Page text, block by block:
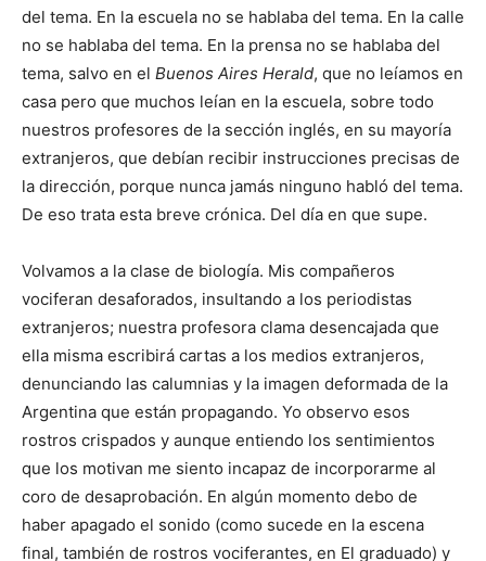
del tema. En la escuela no se hablaba del tema. En la calle
no se hablaba del tema. En la prensa no se hablaba del
tema, salvo en el Buenos Aires Herald, que no leíamos en
casa pero que muchos leían en la escuela, sobre todo
nuestros profesores de la sección inglés, en su mayoría
extranjeros, que debían recibir instrucciones precisas de
la dirección, porque nunca jamás ninguno habló del tema.
De eso trata esta breve crónica. Del día en que supe.
Volvamos a la clase de biología. Mis compañeros
vociferan desaforados, insultando a los periodistas
extranjeros; nuestra profesora clama desencajada que
ella misma escribirá cartas a los medios extranjeros,
denunciando las calumnias y la imagen deformada de la
Argentina que están propagando. Yo observo esos
rostros crispados y aunque entiendo los sentimientos
que los motivan me siento incapaz de incorporarme al
coro de desaprobación. En algún momento debo de
haber apagado el sonido (como sucede en la escena
final, también de rostros vociferantes, en El graduado) y